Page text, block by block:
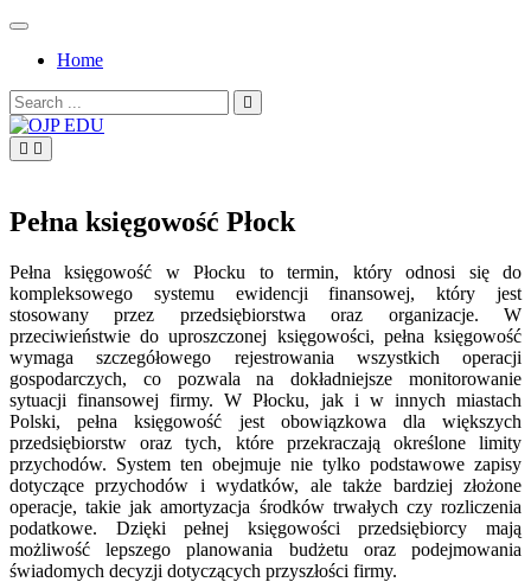
Skip
contentHome
Search
for:
Pełna księgowość Płock
Pełna księgowość w Płocku to termin, który odnosi się do
kompleksowego systemu ewidencji finansowej, który jest
stosowany przez przedsiębiorstwa oraz organizacje. W
przeciwieństwie do uproszczonej księgowości, pełna księgowość
wymaga szczegółowego rejestrowania wszystkich operacji
gospodarczych, co pozwala na dokładniejsze monitorowanie
sytuacji finansowej firmy. W Płocku, jak i w innych miastach
Polski, pełna księgowość jest obowiązkowa dla większych
przedsiębiorstw oraz tych, które przekraczają określone limity
przychodów. System ten obejmuje nie tylko podstawowe zapisy
dotyczące przychodów i wydatków, ale także bardziej złożone
operacje, takie jak amortyzacja środków trwałych czy rozliczenia
podatkowe. Dzięki pełnej księgowości przedsiębiorcy mają
możliwość lepszego planowania budżetu oraz podejmowania
świadomych decyzji dotyczących przyszłości firmy.